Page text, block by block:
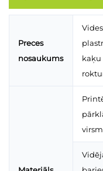
Preces
nosaukums
kaķu